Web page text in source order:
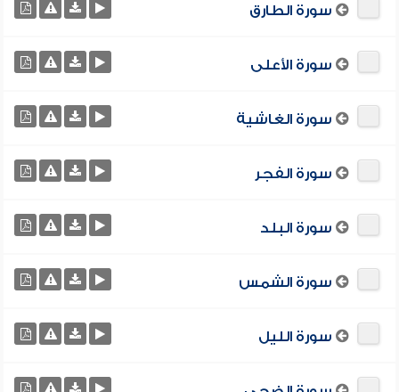
سورة الطارق
سورة الأعلى
سورة الغاشية
سورة الفجر
سورة البلد
سورة الشمس
سورة الليل